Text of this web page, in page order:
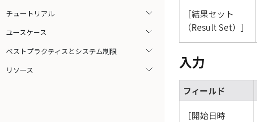
チュートリアル
ユースケース
ベストプラクティスとシステム制限
リソース
結果セット
（Result Set）
入力
フィールド
開始日時